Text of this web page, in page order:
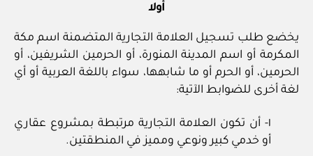
أولا
يخضع طلب تسجيل العلامة التجارية المتضمنة اسم مكة
المكرمة أو اسم المدينة المنورة، أو الحرمين الشريفين، أو
الحرمين، أو الحرم أو ما شابهها، سواء باللغة العربية أو أي
لغة أخرى للضوابط الآتية:
١- أن تكون العلامة التجارية مرتبطة بمشروع عقاري
أو خدمي كبير ونوعي ومميز في المنطقتين.